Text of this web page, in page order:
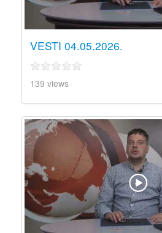
VESTI 04.05.2026.
139 views